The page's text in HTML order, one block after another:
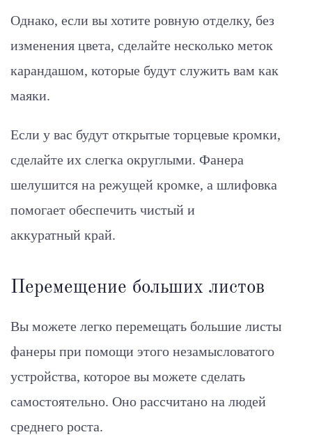
Однако, если вы хотите ровную отделку, без
изменения цвета, сделайте несколько меток
карандашом, которые будут служить вам как
маяки.
Если у вас будут открытые торцевые кромки,
сделайте их слегка округлыми. Фанера
шелушится на режущей кромке, а шлифовка
помогает обеспечить чистый и
аккуратный край.
Перемещение больших листов
Вы можете легко перемещать большие листы
фанеры при помощи этого незамысловатого
устройства, которое вы можете сделать
самостоятельно. Оно рассчитано на людей
среднего роста.